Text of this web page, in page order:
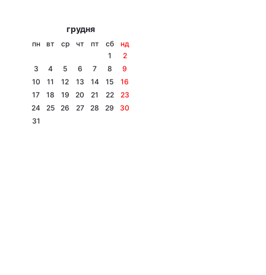
грудня
пн вт ср чт пт сб
нд
1
2
3
4 5 6 7 8
9
10
11 12 13 14 15
16
17
18 19 20 21 22
23
24
25 26 27 28 29
30
31